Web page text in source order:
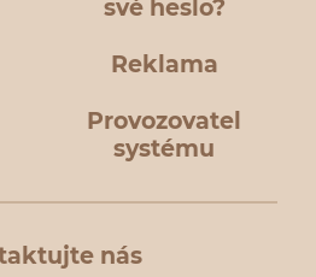
své heslo?
Reklama
Provozovatel
systému
nás